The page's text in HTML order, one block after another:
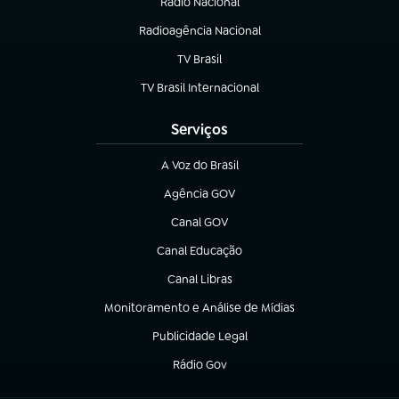
(abre em nova aba)
Radioagência Nacional
(abre em nova aba)
TV Brasil
(abre em nova aba)
TV Brasil Internacional
(abre em nova aba)
Serviços
A Voz do Brasil
(abre em nova aba)
Agência GOV
(abre em nova aba)
Canal GOV
(abre em nova aba)
Canal Educação
(abre em nova aba)
Canal Libras
(abre em nova aba)
Monitoramento e Análise de Mídias
(abre em nova aba)
Publicidade Legal
(abre em nova aba)
Rádio Gov
(abre em nova aba)